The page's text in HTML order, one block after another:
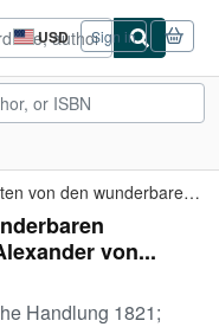
USD
Site
shopping
preferences
Sign in
Meine Ansichten von den wunderbaren Heilungen welche der Fürst ...
von...
Handlung 1821;